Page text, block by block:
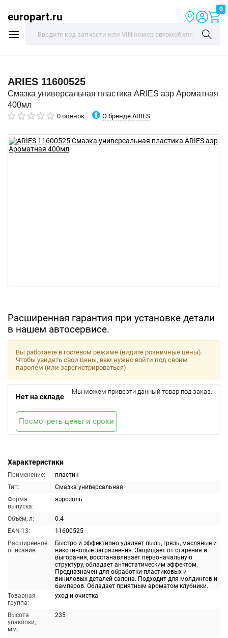
europart.ru
0
ARIES 11600525
Смазка универсальная пластика ARIES аэр Ароматная
400мл
0 оценок О бренде ARIES
Расширенная гарантия при установке детали
в нашем автосервисе.
Характеристики
Применение:
пластик
Тип:
Смазка универсальная
Форма
выпуска:
аэрозоль
Объём, л:
0.4
EAN-13:
11600525
Расширенное
описание:
Быстро и эффективно удаляет пыль, грязь, масляные и
никотиновые загрязнения. Защищает от старения и
выгорания, восстанавливает первоначальную
структуру, обладает антистатическим эффектом.
Предназначен для обработки пластиковых и
виниловых деталей салона. Подходит для молдингов и
бамперов. Обладает приятным ароматом клубники.
Товарная
группа:
уход и очистка
Высота
упаковки,
мм:
235
Вы работаете в гостевом режиме (видите розничные цены).
Чтобы увидеть свои цены, вам нужно войти под своим
паролем (или зарегистрироваться).
Нет на складе
Мы можем привезти данный товар под заказ.
Посмотреть цены и сроки